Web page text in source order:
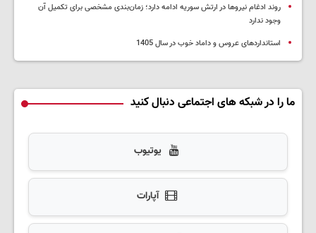
روند ادغام نیروها در ارتش سوریه ادامه دارد؛ زمان‌بندی مشخصی برای تکمیل آن
وجود ندارد
استانداردهای عروس و داماد خوب در سال 1405
ما را در شبکه های اجتماعی دنبال کنید
یوتیوب
آپارات